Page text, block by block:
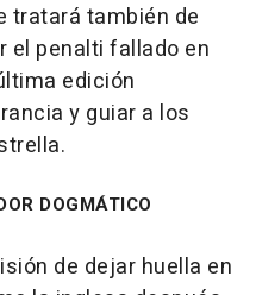
tratará también de
el penalti fallado en
edición
y guiar a los
DOGMÁTICO
de dejar huella en